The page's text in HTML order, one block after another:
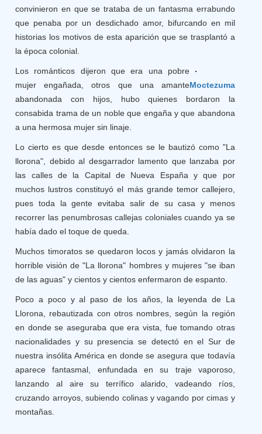
convinieron en que se trataba de un fantasma errabundo
que penaba por un desdichado amor, bifurcando en mil
historias los motivos de esta aparición que se trasplantó a
la época colonial.
Moctezuma
Los románticos dijeron que era una pobre
mujer engañada, otros que una amante
abandonada con hijos, hubo quienes bordaron la
consabida trama de un noble que engaña y que abandona
a una hermosa mujer sin linaje.
Lo cierto es que desde entonces se le bautizó como "La
llorona", debido al desgarrador lamento que lanzaba por
las calles de la Capital de Nueva España y que por
muchos lustros constituyó el más grande temor callejero,
pues toda la gente evitaba salir de su casa y menos
recorrer las penumbrosas callejas coloniales cuando ya se
había dado el toque de queda.
Muchos timoratos se quedaron locos y jamás olvidaron la
horrible visión de "La llorona" hombres y mujeres "se iban
de las aguas" y cientos y cientos enfermaron de espanto.
Poco a poco y al paso de los años, la leyenda de La
Llorona, rebautizada con otros nombres, según la región
en donde se aseguraba que era vista, fue tomando otras
nacionalidades y su presencia se detectó en el Sur de
nuestra insólita América en donde se asegura que todavía
aparece fantasmal, enfundada en su traje vaporoso,
lanzando al aire su terrífico alarido, vadeando ríos,
cruzando arroyos, subiendo colinas y vagando por cimas y
montañas.